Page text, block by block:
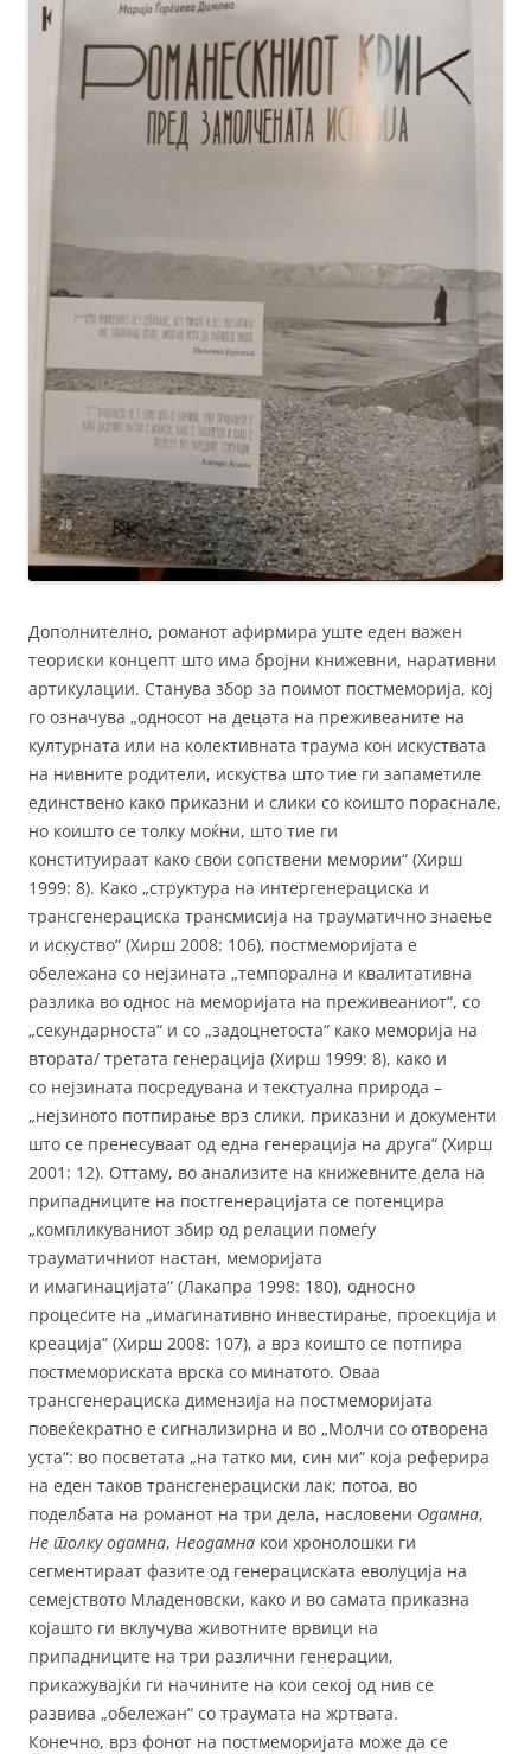
Дополнително, романот афирмира уште еден важен
теориски концепт што има бројни книжевни, наративни
артикулации. Станува збор за поимот постмеморија, кој
го означува „односот на децата на преживеаните на
културната или на колективната траума кон искуствата
на нивните родители, искуства што тие ги запаметиле
единствено како приказни и слики со коишто пораснале,
но коишто се толку моќни, што тие ги
конституираат како свои сопствени мемории“ (Хирш
1999: 8). Како „структура на интергенерациска и
трансгенерациска трансмисија на трауматично знаење
и искуство“ (Хирш 2008: 106), постмеморијата е
обележана со нејзината „темпорална и квалитативна
разлика во однос на меморијата на преживеаниот“, со
„секундарноста“ и со „задоцнетоста“ како меморија на
втората/ третата генерација (Хирш 1999: 8), како и
со нејзината посредувана и текстуална природа –
„нејзиното потпирање врз слики, приказни и документи
што се пренесуваат од една генерација на друга“ (Хирш
2001: 12). Оттаму, во анализите на книжевните дела на
припадниците на постгенерацијата се потенцира
„компликуваниот збир од релации помеѓу
трауматичниот настан, меморијата
и имагинацијата“ (Лакапра 1998: 180), односно
процесите на „имагинативно инвестирање, проекција и
креација“ (Хирш 2008: 107), а врз коишто се потпира
постмемориската врска со минатото. Оваа
трансгенерациска димензија на постмеморијата
повеќекратно е сигнализирна и во „Молчи со отворена
уста“: во посветата „на татко ми, син ми“ која реферира
на еден таков трансгенерациски лак; потоа, во
поделбата на романот на три дела, насловени Одамна,
Не толку одамна, Неодамна кои хронолошки ги
сегментираат фазите од генерациската еволуција на
семејството Младеновски, како и во самата приказна
којашто ги вклучува животните врвици на
припадниците на три различни генерации,
прикажувајќи ги начините на кои секој од нив се
развива „обележан“ со траумата на жртвата.
Конечно, врз фонот на постмеморијата може да се